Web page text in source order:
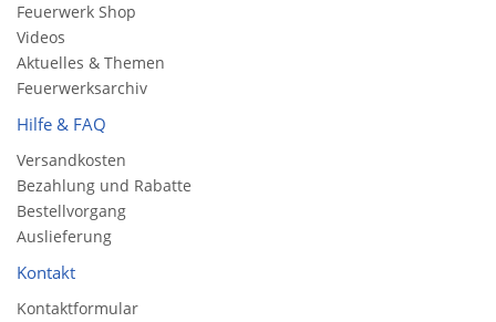
Feuerwerk Shop
Videos
Aktuelles & Themen
Feuerwerksarchiv
Hilfe & FAQ
Versandkosten
Bezahlung und Rabatte
Bestellvorgang
Auslieferung
Kontakt
Kontaktformular